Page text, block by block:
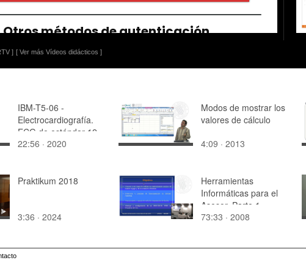
] [ Ver más Vídeos didácticos ]
IBM-T5-06 -
Electrocardiografía.
ECG de estándar 12
derivaciones
22:56 · 2020
Modos de mostrar los
valores de cálculo
4:09 · 2013
Praktikum 2018
3:36 · 2024
Herramientas
Informáticas para el
Asesor. Parte 1
73:33 · 2008